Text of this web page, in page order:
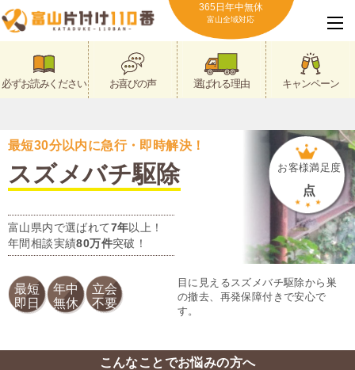
365日年中無休
富山全域対応
必ずお読みください お喜びの声 選ばれる理由 キャンペーン
最短30分以内に急行・即時解決！
スズメバチ駆除
富山県内で選ばれて7年以上！
年間相談実績80万件突破！
お客様満足度
点
最短
即日
年中
無休
立会
不要
目に見えるスズメバチ駆除から巣
の撤去、再発保障付きで安心で
す。
こんなことでお悩みの方へ